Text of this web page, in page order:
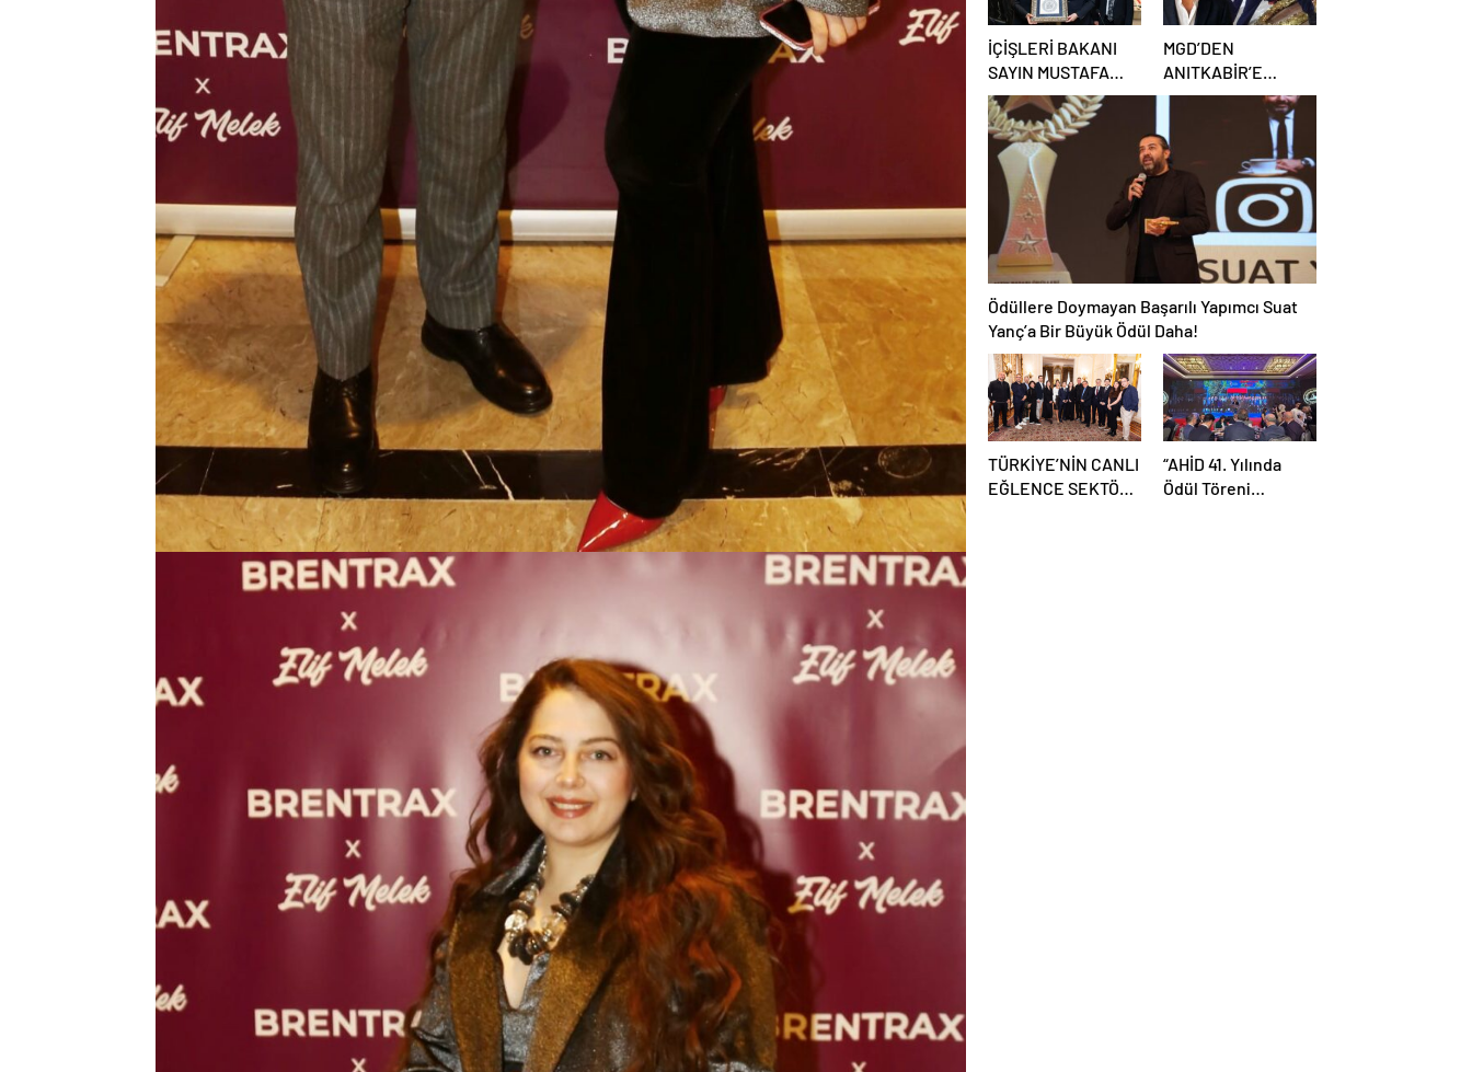
İÇİŞLERİ BAKANI
SAYIN MUSTAFA
ÇİFTÇİ AVRASYA
STRATEJİK
ARAŞTIRMALAR
VAKFI’NI (ASAV)
ZİYARET ETTİ
MGD’DEN
ANITKABİR’E
ANLAMLI ZİYARET
Ödüllere Doymayan Başarılı Yapımcı Suat
Yanç’a Bir Büyük Ödül Daha!
TÜRKİYE’NİN CANLI
EĞLENCE SEKTÖRÜ
“AHİD 41. Yılında
Ödül Töreni